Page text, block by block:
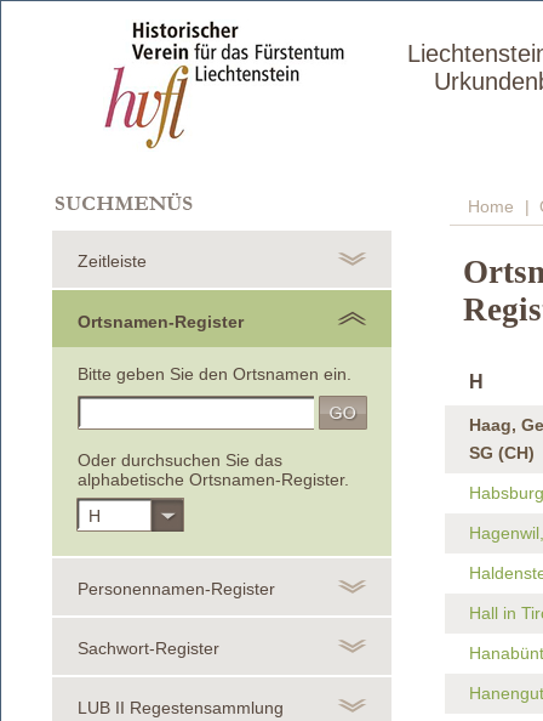
Home |
Zeitleiste
Ortsnamen-Register
Bitte geben Sie den Ortsnamen ein.
Oder durchsuchen Sie das
alphabetische Ortsnamen-Register.
H
Personennamen-Register
Sachwort-Register
LUB II Regestensammlung
H
Haag,
SG (CH)
Habsburg
Hall in